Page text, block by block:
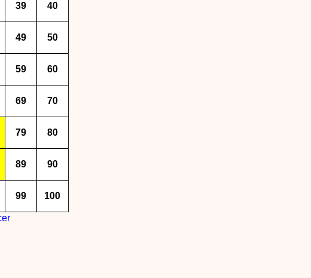
39 40
49 50
59 60
69 70
79 80
89 90
99 100